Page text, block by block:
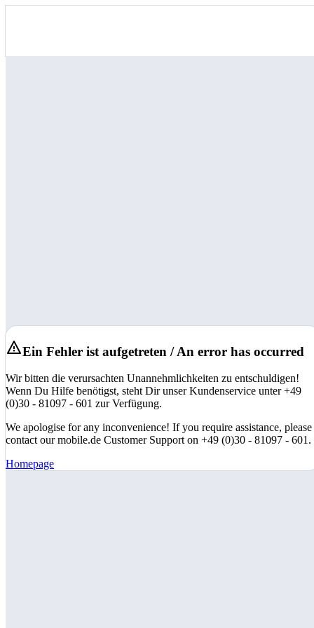
Ein Fehler ist aufgetreten / An error has occurred
Wir bitten die verursachten Unannehmlichkeiten zu entschuldigen!
Wenn Du Hilfe benötigst, steht Dir unser Kundenservice unter +49
(0)30 - 81097 - 601 zur Verfügung.
We apologise for any inconvenience! If you require assistance, please
contact our mobile.de Customer Support on +49 (0)30 - 81097 - 601.
Homepage